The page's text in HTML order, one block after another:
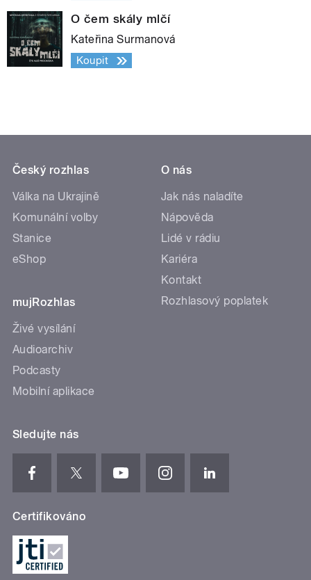
O čem skály mlčí
Kateřina Surmanová
Koupit
Český rozhlas
Válka na Ukrajině
Komunální volby
Stanice
eShop
mujRozhlas
Živé vysílání
Audioarchiv
Podcasty
Mobilní aplikace
O nás
Jak nás naladíte
Nápověda
Lidé v rádiu
Kariéra
Kontakt
Rozhlasový poplatek
Sledujte nás
Certifikováno